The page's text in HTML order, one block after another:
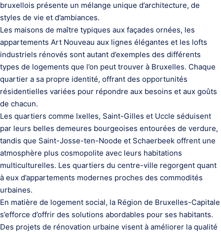
bruxellois présente un mélange unique d’architecture, de
styles de vie et d’ambiances.
Les maisons de maître typiques aux façades ornées, les
appartements Art Nouveau aux lignes élégantes et les lofts
industriels rénovés sont autant d’exemples des différents
types de logements que l’on peut trouver à Bruxelles. Chaque
quartier a sa propre identité, offrant des opportunités
résidentielles variées pour répondre aux besoins et aux goûts
de chacun.
Les quartiers comme Ixelles, Saint-Gilles et Uccle séduisent
par leurs belles demeures bourgeoises entourées de verdure,
tandis que Saint-Josse-ten-Noode et Schaerbeek offrent une
atmosphère plus cosmopolite avec leurs habitations
multiculturelles. Les quartiers du centre-ville regorgent quant
à eux d’appartements modernes proches des commodités
urbaines.
En matière de logement social, la Région de Bruxelles-Capitale
s’efforce d’offrir des solutions abordables pour ses habitants.
Des projets de rénovation urbaine visent à améliorer la qualité